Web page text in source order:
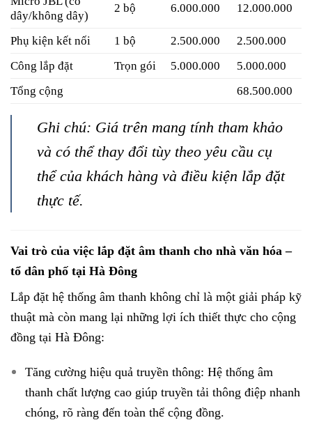
dây/không dây)
2 bộ 6.000.000 12.000.000
Phụ kiện kết nối 1 bộ 2.500.000
2.500.000
Công lắp đặt
Trọn gói 5.000.000
5.000.000
Tổng cộng
68.500.000
Ghi chú: Giá trên mang tính tham khảo
và có thể thay đổi tùy theo yêu cầu cụ
thể của khách hàng và điều kiện lắp đặt
thực tế.
Vai trò của việc lắp đặt âm thanh cho nhà văn hóa –
tổ dân phố tại Hà Đông
Lắp đặt hệ thống âm thanh không chỉ là một giải pháp kỹ
thuật mà còn mang lại những lợi ích thiết thực cho cộng
đồng tại Hà Đông:
Tăng cường hiệu quả truyền thông: Hệ thống âm
thanh chất lượng cao giúp truyền tải thông điệp nhanh
chóng, rõ ràng đến toàn thể cộng đồng.